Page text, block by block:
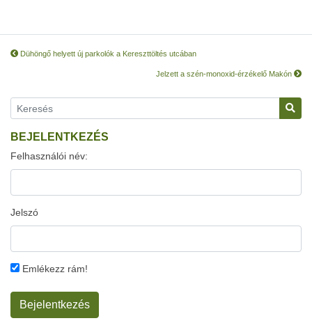
Dühöngő helyett új parkolók a Kereszttöltés utcában
Jelzett a szén-monoxid-érzékelő Makón
BEJELENTKEZÉS
Felhasználói név:
Jelszó
Emlékezz rám!